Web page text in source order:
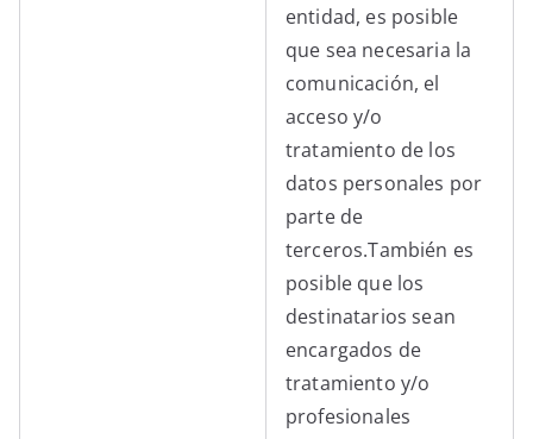
entidad, es posible
que sea necesaria la
comunicación, el
acceso y/o
tratamiento de los
datos personales por
parte de
terceros.También es
posible que los
destinatarios sean
encargados de
tratamiento y/o
profesionales